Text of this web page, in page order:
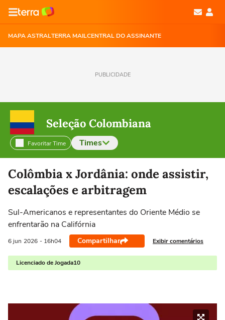
MAPA ASTRALTERRA MAILCENTRAL DO ASSINANTE
PUBLICIDADE
Seleção Colombiana
Favoritar Time Times
Selecione o time para ver as notícias
Colômbia x Jordânia: onde assistir,
escalações e arbitragem
Sul-Americanos e representantes do Oriente Médio se
enfrentarão na Califórnia
6 jun 2026 - 16h04 Compartilhar Exibir comentários
Licenciado de Jogada10